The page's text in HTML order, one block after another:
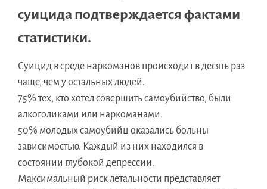
суицида подтверждается фактами
статистики.
Суицид в среде наркоманов происходит в десять раз
чаще, чем у остальных людей.
75% тех, кто хотел совершить самоубийство, были
алкоголиками или наркоманами.
50% молодых самоубийц оказались больны
зависимостью. Каждый из них находился в
состоянии глубокой депрессии.
Максимальный риск летальности представляет